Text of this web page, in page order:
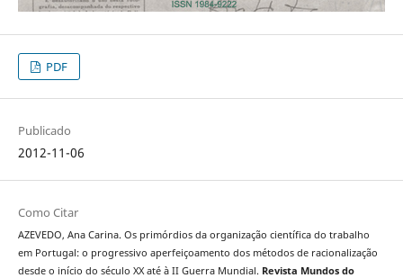
PDF
Publicado
2012-11-06
Como Citar
AZEVEDO, Ana Carina. Os primórdios da organização científica do trabalho
em Portugal: o progressivo aperfeiçoamento dos métodos de racionalização
desde o início do século XX até à II Guerra Mundial. Revista Mundos do